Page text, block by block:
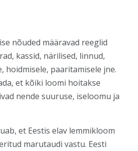
nõuded määravad reeglid
kassid, närilised, linnud,
hoidmisele, paaritamisele jne.
et kõiki loomi hoitakse
nende suuruse, iseloomu ja
et Eestis elav lemmikloom
marutaudi vastu. Eesti